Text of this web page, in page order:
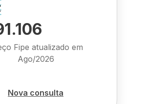
Fipe atualizado em
Ago/2026
Nova consulta